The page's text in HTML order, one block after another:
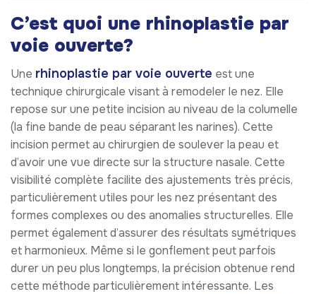
C’est quoi une rhinoplastie par
voie ouverte?
Une rhinoplastie par voie ouverte est une
technique chirurgicale visant à remodeler le nez. Elle
repose sur une petite incision au niveau de la columelle
(la fine bande de peau séparant les narines). Cette
incision permet au chirurgien de soulever la peau et
d’avoir une vue directe sur la structure nasale. Cette
visibilité complète facilite des ajustements très précis,
particulièrement utiles pour les nez présentant des
formes complexes ou des anomalies structurelles. Elle
permet également d’assurer des résultats symétriques
et harmonieux. Même si le gonflement peut parfois
durer un peu plus longtemps, la précision obtenue rend
cette méthode particulièrement intéressante. Les